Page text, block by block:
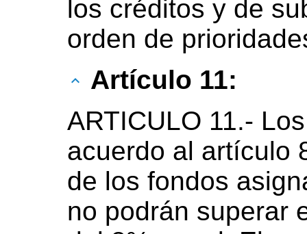
los créditos y de
orden de
Artículo 11:
ARTICULO 11.-
acuerdo al artículo
de los fondos
no podrán superar